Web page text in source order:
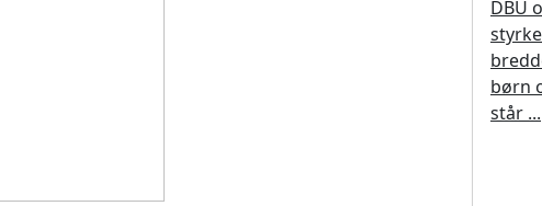
DBU
børn
står ...